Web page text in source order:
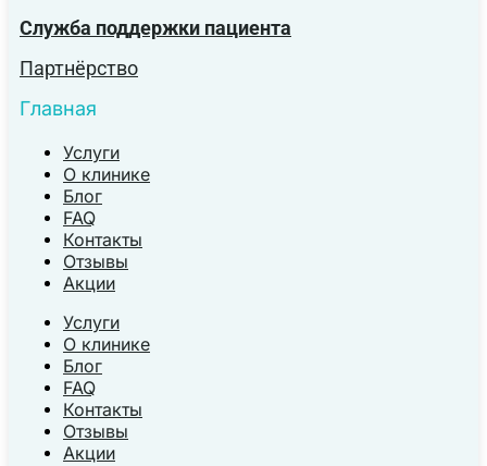
Служба поддержки пациента
Партнёрство
Главная
Услуги
О клинике
Блог
FAQ
Контакты
Отзывы
Акции
Услуги
О клинике
Блог
FAQ
Контакты
Отзывы
Акции